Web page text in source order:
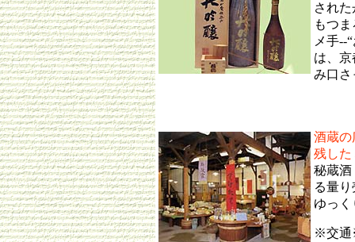
され
もつ
メ手--
は、
み口さ
酒蔵の
残した
秘蔵酒
る量
ゆっ
※交通